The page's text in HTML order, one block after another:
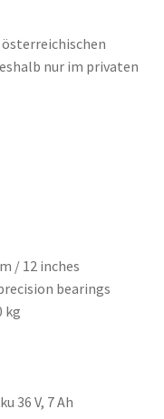
nur im privaten
/ 12 inches
bearings
kg
36 V, 7 Ah